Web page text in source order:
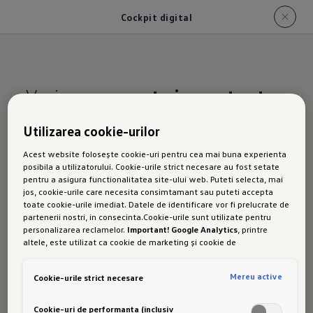
Cockpit digital
Veziceea ce este important
Noul Golf
GTI:
Digital
Utilizarea cookie-urilor
Acest website folosește cookie-uri pentru cea mai buna experienta
posibila a utilizatorului. Cookie-urile strict necesare au fost setate
pentru a asigura functionalitatea site-ului web. Puteti selecta, mai
jos, cookie-urile care necesita consimtamant sau puteti accepta
toate cookie-urile imediat. Datele de identificare vor fi prelucrate de
partenerii nostri, in consecinta.Cookie-urile sunt utilizate pentru
personalizarea reclamelor. Important! Google Analytics, printre
altele, este utilizat ca cookie de marketing și cookie de
protectie a datelor decat Uniunea Europeana. Prin urmare, nu poate
date datorita legislatiei actuale. Ca urmare, interferenta cu
Cookie-urile strict necesare Mereu active
Cookie-uri de performanta (inclusiv